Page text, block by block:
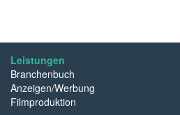
Leistungen
Branchenbuch
Anzeigen/Werbung
Filmproduktion